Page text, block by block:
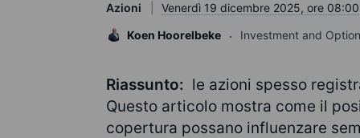
Azioni Venerdì 19 dicembre 2025, ore 08:00
Koen Hoorelbeke
Investment and
Riassunto: le azioni spesso
Questo articolo mostra come il
copertura possano influenzare